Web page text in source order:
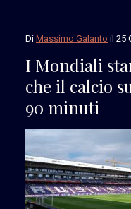
Di Massimo Galanto il 25
I Mondiali
che il calcio
90 minuti